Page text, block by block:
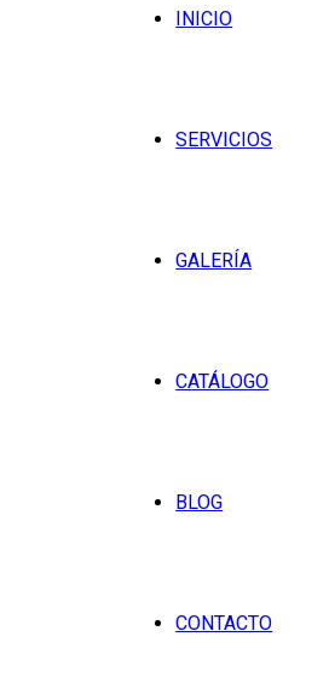
INICIO
SERVICIOS
GALERÍA
CATÁLOGO
BLOG
CONTACTO